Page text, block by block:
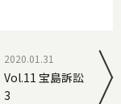
2020.01.31
Vol.11 宝島訴訟
3